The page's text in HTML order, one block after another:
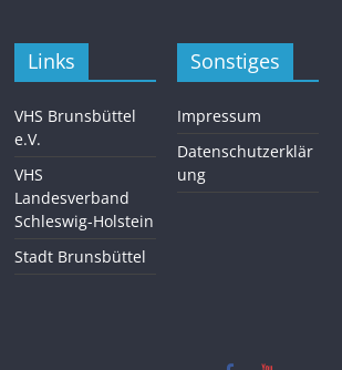
Links
VHS Brunsbüttel
e.V.
VHS
Landesverband
Schleswig-Holstein
Stadt Brunsbüttel
Sonstiges
Impressum
Datenschutzerklär
ung